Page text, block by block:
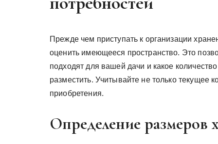
Прежде чем приступать к организации
оценить имеющееся пространство. Это
подходят для вашей дачи и какое
разместить. Учитывайте не только текущее
приобретения.
Определение размеров